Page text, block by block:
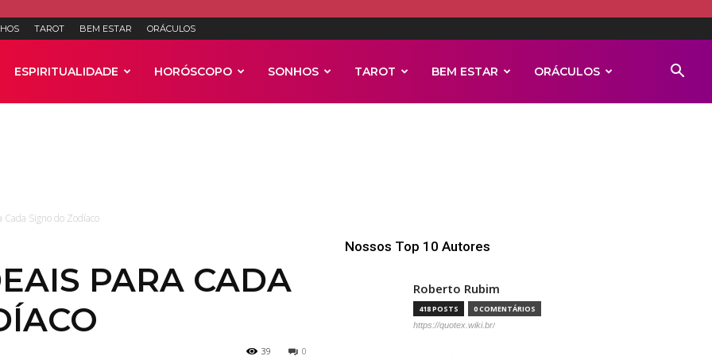
TAROT BEM ESTAR ORÁCULOS
ESPIRITUALIDADE HORÓSCOPO SONHOS TAROT BEM ESTAR ORÁCULOS
Signo do Zodíaco
PARA CADA
0
39
Nossos Top 10 Autores
Roberto Rubim
418 POSTS 0 COMENTÁRIOS
https://quotex.wiki.br/